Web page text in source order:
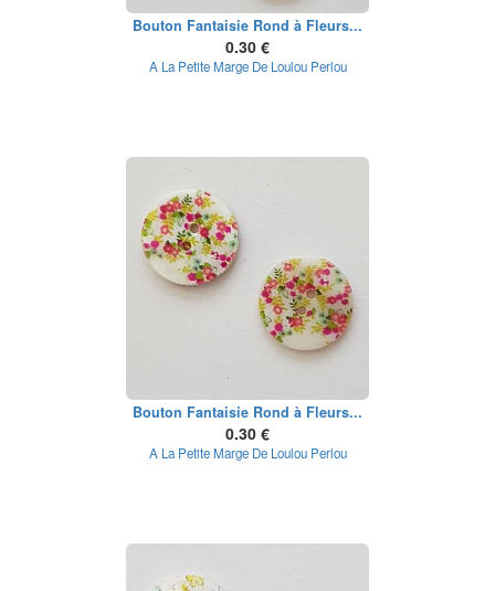
Bouton Fantaisie Rond à Fleurs...
0.30 €
A La Petite Marge De Loulou Perlou
Bouton Fantaisie Rond à Fleurs...
0.30 €
A La Petite Marge De Loulou Perlou